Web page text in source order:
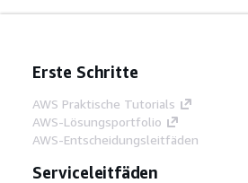
Erste Schritte
AWS Praktische Tutorials
AWS-Lösungsportfolio
AWS-Entscheidungsleitfäden
Serviceleitfäden